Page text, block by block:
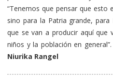
“Tenemos que pensar que esto
sino para la Patria grande,
que se van a producir aquí que
niños y la población en general”.
Niurika Rangel